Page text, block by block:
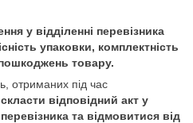
у відділенні перевізника
упаковки, комплектність
пошкоджень товару.
отриманих під час
скласти відповідний акт у
та відмовитися від